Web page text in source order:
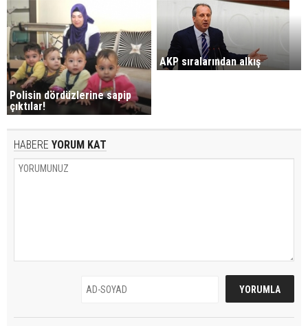
Polisin dördüzlerine sapip
çıktılar!
AKP sıralarından alkış
HABERE YORUM KAT